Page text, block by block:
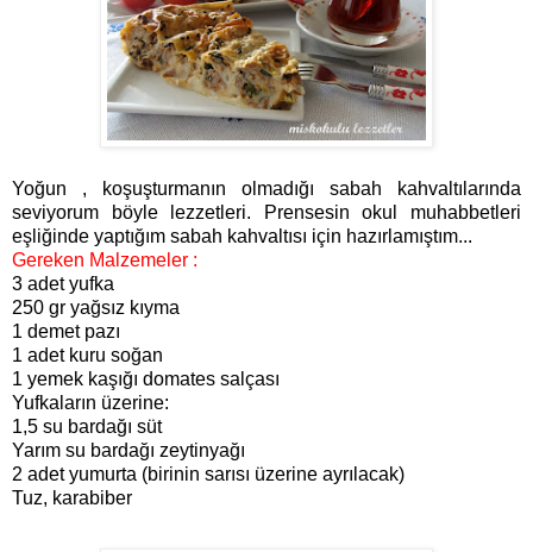
Yoğun , koşuşturmanın olmadığı sabah kahvaltılarında
seviyorum böyle lezzetleri. Prensesin okul muhabbetleri
eşliğinde yaptığım sabah kahvaltısı için hazırlamıştım...
Gereken Malzemeler :
3 adet yufka
250 gr yağsız kıyma
1 demet pazı
1 adet kuru soğan
1 yemek kaşığı domates salçası
Yufkaların üzerine:
1,5 su bardağı süt
Yarım su bardağı zeytinyağı
2 adet yumurta (birinin sarısı üzerine ayrılacak)
Tuz, karabiber